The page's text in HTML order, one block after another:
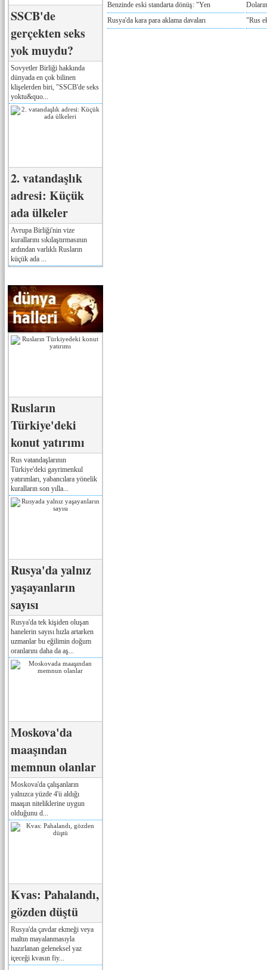
SSCB'de
gerçekten seks
yok muydu?
Sovyetler Birliği hakkında
dünyada en çok bilinen
klişelerden biri, "SSCB'de seks
yoktu&quo...
2. vatandaşlık
adresi: Küçük
ada ülkeler
Avrupa Birliği'nin vize
kurallarını sıkılaştırmasının
ardından varlıklı Rusların
küçük ada ...
Rusların
Türkiye'deki
konut yatırımı
Rus vatandaşlarının
Türkiye'deki gayrimenkul
yatırımları, yabancılara yönelik
kuralların son yılla...
Rusya'da yalnız
yaşayanların
sayısı
Rusya'da tek kişiden oluşan
hanelerin sayısı hızla artarken
uzmanlar bu eğilimin doğum
oranlarını daha da aş...
Moskova'da
maaşından
memnun olanlar
Moskova'da çalışanların
yalnızca yüzde 4'ü aldığı
maaşın niteliklerine uygun
olduğunu d...
Kvas: Pahalandı,
gözden düştü
Rusya'da çavdar ekmeği veya
maltın mayalanmasıyla
hazırlanan geleneksel yaz
içeceği kvasın fiy...
Benzinde eski standarta dönüş: "Yen
Rusya'da kara para aklama davaları
"Rus